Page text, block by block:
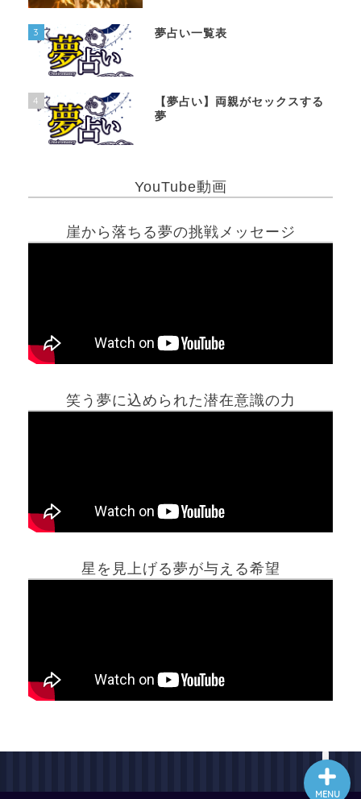
3 夢占い一覧表
4
【夢占い】両親がセックスする
夢
YouTube動画
崖から落ちる夢の挑戦メッセージ
笑う夢に込められた潜在意識の力
星を見上げる夢が与える希望
MENU
ホーム
最新記事動画